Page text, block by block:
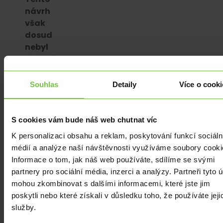
Souhlas Detaily Více o
S cookies vám bude náš web chutnat víc
K personalizaci obsahu a reklam, poskytování funkcí
médií a analýze naší návštěvnosti využíváme soubory
Informace o tom, jak náš web používáte, sdílíme se svými
partnery pro sociální média, inzerci a analýzy. Partneři tyto
mohou zkombinovat s dalšími informacemi, které jste jim
poskytli nebo které získali v důsledku toho, že používáte
služby.
návrh
však
dosud
nebyl
veřejně
projednán.
2023
ministr
Şimşek
oznámil
legislativy
týkající
se
kryptoměn